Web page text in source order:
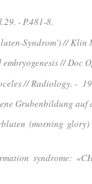
- P.481-8.
Syndrom') // Klin
// Doc
// Radiology. -
Grubenbildung
(morning
syndrome: